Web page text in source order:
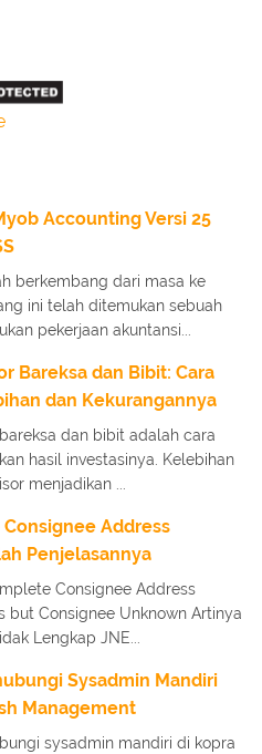
Accounting Versi 25
berkembang dari masa ke
ini telah ditemukan sebuah
pekerjaan akuntansi...
Bareksa dan Bibit: Cara
dan Kekurangannya
dan bibit adalah cara
hasil investasinya. Kelebihan
menjadikan ...
Address
Penjelasannya
Consignee Address
but Consignee Unknown Artinya
Lengkap JNE...
Sysadmin Mandiri
Management
sysadmin mandiri di kopra